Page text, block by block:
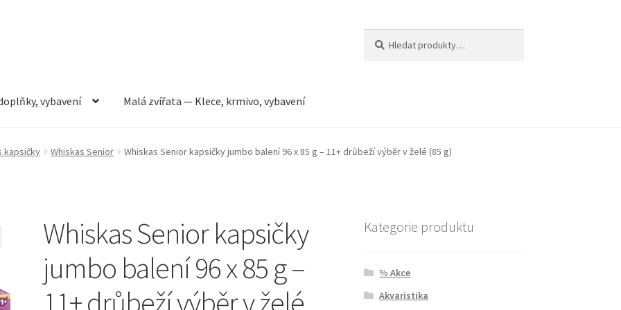
vybavení Malá zvířata — Klece, krmivo, vybavení
vybavení Můj účet Obchod Pokladna Vše pro kočky
kapsičky Whiskas Senior Whiskas Senior kapsičky jumbo balení 96 x 85 g – 11+ drůbeží výběr v želé (85 g)
Whiskas Senior kapsičky
jumbo balení 96 x 85 g –
11+ drůbeží výběr v želé
Kategorie produktu
% Akce
Akvaristika